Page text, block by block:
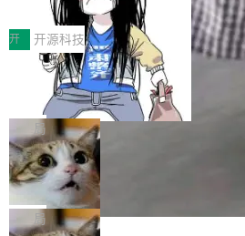
q2Seq 和 DocAI 的共同发明人）以及
yals（Gemini 联合负责人，AlphaSta...
中文驱动的数字员工，自主理解需求、
骤、编写代码。不挑模型、不挑平台，
装完即用。 开源地址：Gitee · GitCode
b 安装 支持 Java 8+（8~26）、
x / Windows / Harmony PC。 #
x / Harmony PC curl -fsSL https://
r.org/solon...
价值潜能：华为云码道（CodeArts
代码仓技术解析
一、代码仓深度理解技术的作用与价值
程实践中，代码仓是企业核心知识资产
体。企业级代码仓库通常包含数十万乃
个文件，其规模远超单次模型调用可承
文窗口。随着项目规模的持续扩张与代
不断累积，代码仓中的模块关系、接口
务逻辑等关键信息往往分散于数十乃至
件之中，形成高度复杂的知识关联网络
代码检索手段（如关键词匹配、目录遍历
在语法层面完成文本定位，难以触及代码
内涵与结构关联，导致开发者使用代码智
开 开源科技
一条“删库”命令跑 17 小时，算法工程
师删光 89TB 数据只为干私活
最高人民检察院8月4日公布了一起案件
名90后算法工程师王某，为了给自己接
服务器空间，删光了公司AI游戏部门的
数据。 王某2024年1月入职东城区某科
短剧部门，有互联网大厂背景。在公司内
调整期间，部门三次通知全员将数据从A
局
Cloudflare 分享推理优化实践：KV
che 量化 + 权重压缩，吞吐量提升 4
1%，成本降 30%
Kimi 和 GLM 是当前最强的大模型系列
它们有一个共同的问题：太吃显存了。
局